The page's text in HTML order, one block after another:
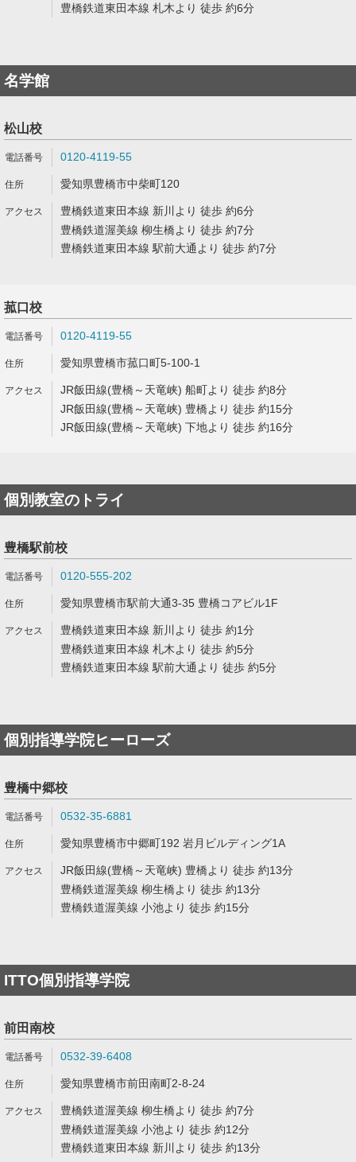
豊橋鉄道東田本線 札木より 徒歩 約6分
名学館
松山校
0120-4119-55
愛知県豊橋市中柴町120
豊橋鉄道東田本線 新川より 徒歩 約6分
豊橋鉄道渥美線 柳生橋より 徒歩 約7分
豊橋鉄道東田本線 駅前大通より 徒歩 約7分
菰口校
0120-4119-55
愛知県豊橋市菰口町5-100-1
JR飯田線(豊橋～天竜峡) 船町より 徒歩 約8分
JR飯田線(豊橋～天竜峡) 豊橋より 徒歩 約15分
JR飯田線(豊橋～天竜峡) 下地より 徒歩 約16分
個別教室のトライ
豊橋駅前校
0120-555-202
愛知県豊橋市駅前大通3-35 豊橋コアビル1F
豊橋鉄道東田本線 新川より 徒歩 約1分
豊橋鉄道東田本線 札木より 徒歩 約5分
豊橋鉄道東田本線 駅前大通より 徒歩 約5分
個別指導学院ヒーローズ
豊橋中郷校
0532-35-6881
愛知県豊橋市中郷町192 岩月ビルディング1A
JR飯田線(豊橋～天竜峡) 豊橋より 徒歩 約13分
豊橋鉄道渥美線 柳生橋より 徒歩 約13分
豊橋鉄道渥美線 小池より 徒歩 約15分
ITTO個別指導学院
前田南校
0532-39-6408
愛知県豊橋市前田南町2-8-24
豊橋鉄道渥美線 柳生橋より 徒歩 約7分
豊橋鉄道渥美線 小池より 徒歩 約12分
豊橋鉄道東田本線 新川より 徒歩 約13分